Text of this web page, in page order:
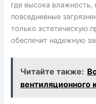
где высока
повседневные
только эстетическую
обеспечит надежную
Читайте также:
вентиляционного